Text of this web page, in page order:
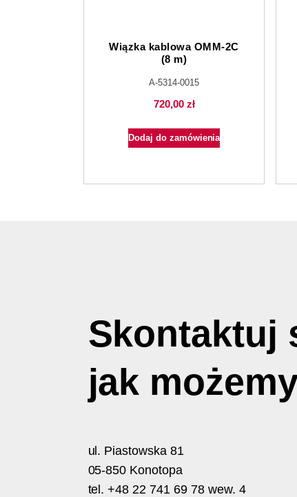
Wiązka kablowa OMM-2C
(8 m)
A-5314-0015
720,00 zł
Dodaj do zamówienia
Skontaktuj
jak
ul. Piastowska 81
05-850 Konotopa
tel. +48 22 741 69 78 wew. 4